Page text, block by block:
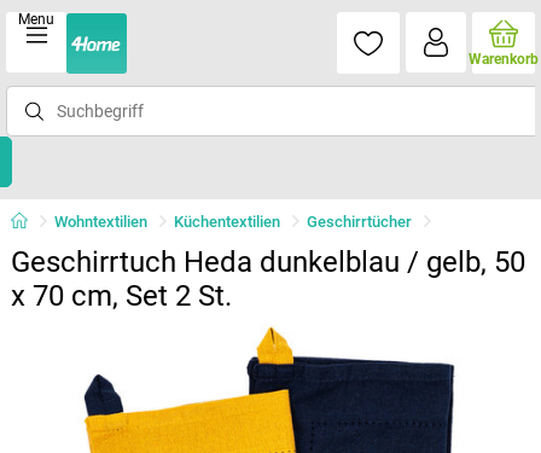
Menu
Warenkorb
Wohntextilien Küchentextilien Geschirrtücher
Geschirrtuch Heda dunkelblau / gelb, 50
x 70 cm, Set 2 St.